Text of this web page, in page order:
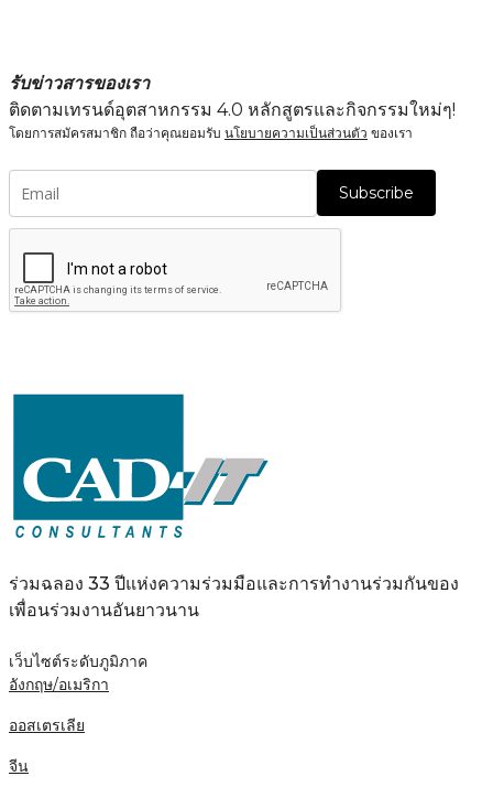
รับข่าวสารของเรา
ติดตามเทรนด์อุตสาหกรรม 4.0 หลักสูตรและกิจกรรมใหม่ๆ!
โดยการสมัครสมาชิก ถือว่าคุณยอมรับ นโยบายความเป็นส่วนตัว ของเรา
Subscribe
ร่วมฉลอง 33 ปีแห่งความร่วมมือและการทำงานร่วมกันของ
เพื่อนร่วมงานอันยาวนาน
เว็บไซต์ระดับภูมิภาค
อังกฤษ/อเมริกา
ออสเตรเลีย
จีน